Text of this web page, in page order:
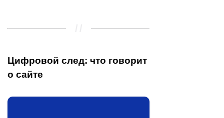
Цифровой след: что говорит
о сайте